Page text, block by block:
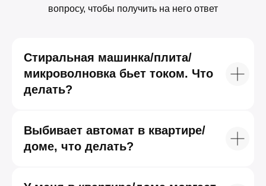
вопросу, чтобы получить на него ответ
Стиральная машинка/плита/
микроволновка бьет током. Что
делать?
Выбивает автомат в квартире/
доме, что делать?